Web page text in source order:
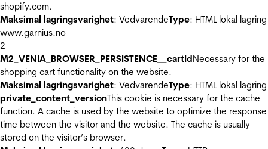
shopify.com.
Maksimal lagringsvarighet: VedvarendeType: HTML lokal lagring
www.garnius.no
2
M2_VENIA_BROWSER_PERSISTENCE__cartIdNecessary for the
shopping cart functionality on the website.
Maksimal lagringsvarighet: VedvarendeType: HTML lokal lagring
private_content_versionThis cookie is necessary for the cache
function. A cache is used by the website to optimize the response
time between the visitor and the website. The cache is usually
stored on the visitor’s browser.